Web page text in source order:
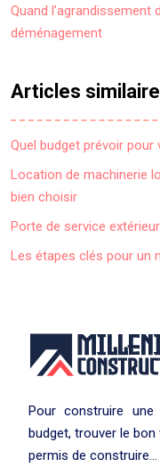
Quand l’agrandissement
déménagement
Articles
Quel budget prévoir
Location de machinerie
bien choisir
Porte de service
Les étapes clés pour un
Pour construire
budget, trouver le
permis de construire…